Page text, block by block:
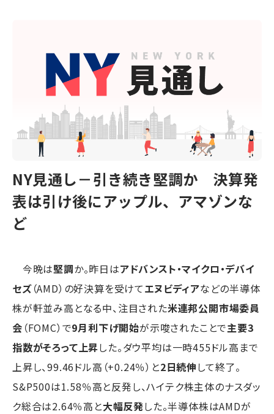
NY見通し－引き続き堅調か 決算発
表は引け後にアップル、アマゾンな
ど
今晩は堅調か。昨日はアドバンスト・マイクロ・デバイ
セズ（AMD）の好決算を受けてエヌビディアなどの半導体
株が軒並み高となる中、注目された米連邦公開市場委員
会 （FOMC）で9月利下げ開始が示唆されたことで主要3
指数がそろって上昇した。ダウ平均は一時455ドル高まで
上昇し、99.46ドル高（+0.24％）と2日続伸して終了。
S&P500は1.58％高と反発し、ハイテク株主体のナスダッ
ク総合は2.64％高と大幅反発した。半導体株はAMDが